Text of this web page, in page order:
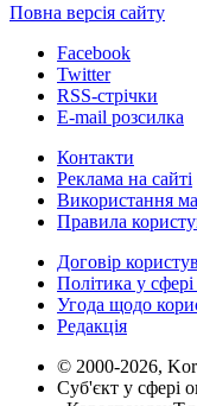
Повна версія сайту
Facebook
Twitter
RSS-стрічки
E-mail розсилка
Контакти
Реклама на сайті
Використання
Правила
Договір
Політика у
Угода щодо
Редакція
© 2000-2026,
Суб'єкт у сфері